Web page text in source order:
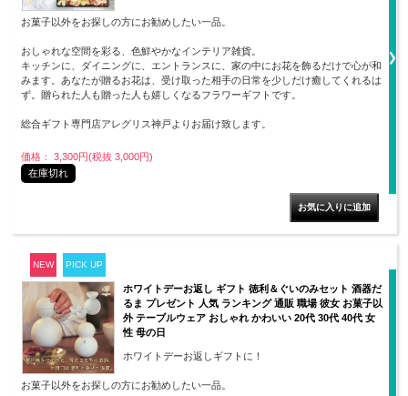
お菓子以外をお探しの方にお勧めしたい一品。
おしゃれな空間を彩る、色鮮やかなインテリア雑貨。
キッチンに、ダイニングに、エントランスに、家の中にお花を飾るだけで心が和
みます。あなたが贈るお花は、受け取った相手の日常を少しだけ癒してくれるは
ず。贈られた人も贈った人も嬉しくなるフラワーギフトです。
総合ギフト専門店アレグリス神戸よりお届け致します。
価格： 3,300円(税抜 3,000円)
在庫切れ
NEW PICK UP
ホワイトデーお返し ギフト 徳利＆ぐいのみセット 酒器だ
るま プレゼント 人気 ランキング 通販 職場 彼女 お菓子以
外 テーブルウェア おしゃれ かわいい 20代 30代 40代 女
性 母の日
ホワイトデーお返しギフトに！
お菓子以外をお探しの方にお勧めしたい一品。